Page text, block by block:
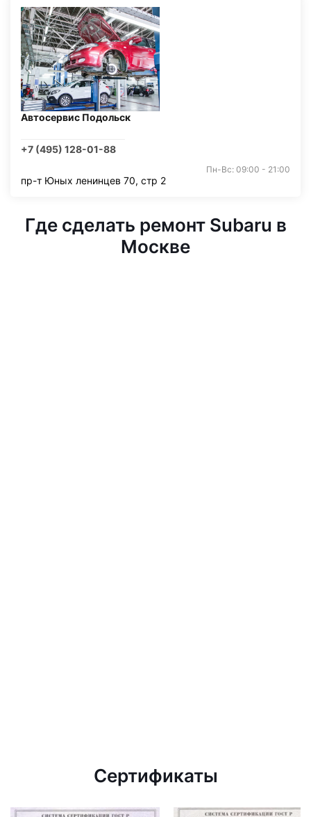
Автосервис Подольск
+7 (495) 128-01-88
Пн-Вс: 09:00 - 21:00
пр-т Юных ленинцев 70, стр 2
Где сделать ремонт Subaru в
Москве
Сертификаты